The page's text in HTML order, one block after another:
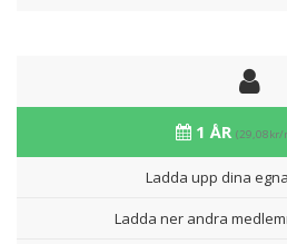
1 ÅR (29,08kr/
Ladda upp dina
Ladda ner andra